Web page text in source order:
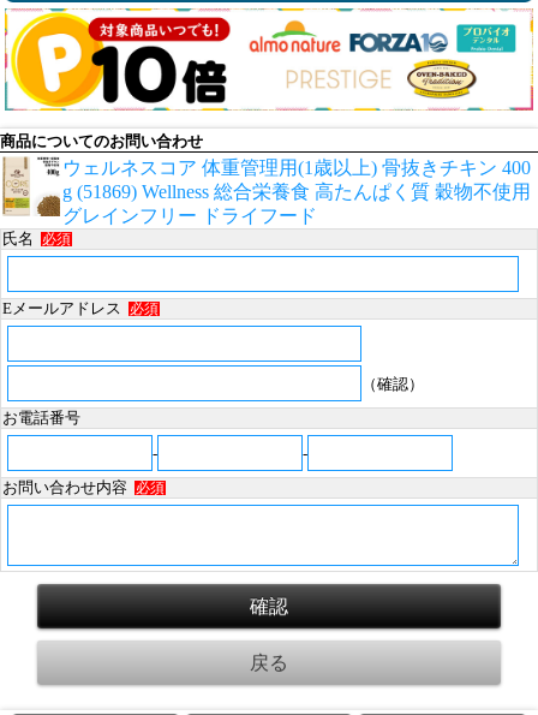
商品についてのお問い合わせ
ウェルネスコア 体重管理用(1歳以上) 骨抜きチキン 400
g (51869) Wellness 総合栄養食 高たんぱく質 穀物不使用
グレインフリー ドライフード
氏名 必須
Eメールアドレス 必須
（確認）
お電話番号
-
-
お問い合わせ内容
必須